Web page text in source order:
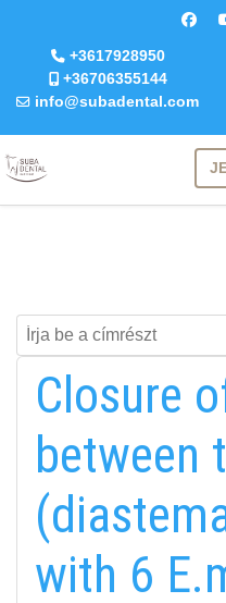
+3617928950
+36706355144
info@subadental.com
Írja be a címrészt
Keresés
Closure
between
with 6